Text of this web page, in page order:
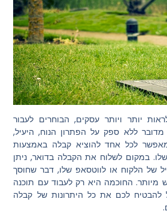
יותר ויותר עסקים, הבוחרים לעבור
ללא ספק על הפתרון הנוח, היעיל,
לכל אחד להוציא קבלה באמצעות
במקום לשלוח את הקבלה בדואר, ניתן
של הלקוח או לווטסאפ שלו, דבר שחוסך
מיותר. החוכמה היא רק לעבוד עם תוכנה
להבטיח לכם את כל היתרונות של קבלה